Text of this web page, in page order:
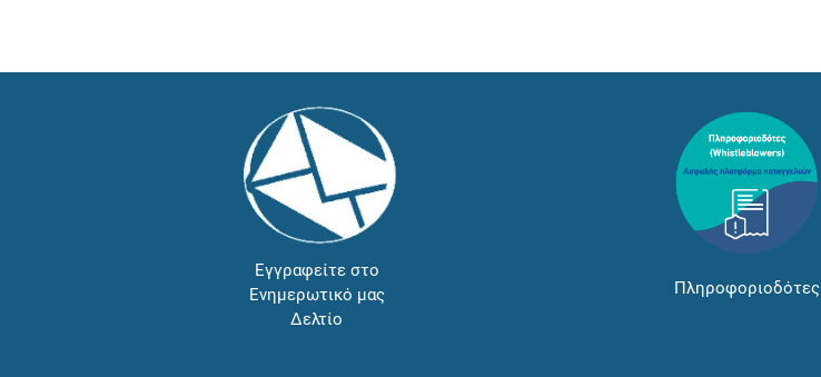
Εγγραφείτε στο
Ενημερωτικό μας
Δελτίο
Πληροφοριοδότες